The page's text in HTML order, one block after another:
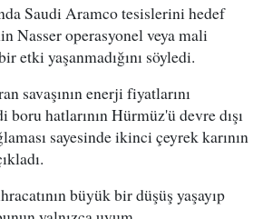
Saudi Aramco tesislerini hedef
Nasser operasyonel veya mali
etki yaşanmadığını söyledi.
savaşının enerji fiyatlarını
hatlarının Hürmüz'ü devre dışı
sayesinde ikinci çeyrek karının
büyük bir düşüş yaşayıp